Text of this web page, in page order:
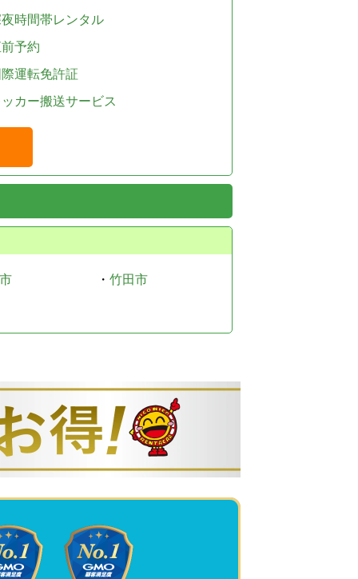
時間帯レンタル
予約
運転免許証
カー搬送サービス
・ 竹田市